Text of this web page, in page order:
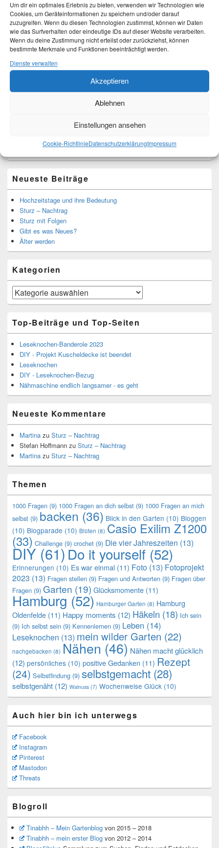
Um dir ein optimales Erlebnis zu bieten, verwenden wir Technologien wie
Cookies, um Geräteinformationen zu speichern und/oder darauf
zuzugreifen. Wenn du diesen Technologien zustimmst, können wir Daten
wie das Surfverhalten oder eindeutige IDs auf dieser Website verarbeiten.
Wenn du deine Zustimmung nicht erteilst oder zurückziehst, können
bestimmte Merkmale und Funktionen beeinträchtigt werden.
Dienste verwalten
Akzeptieren
Ablehnen
Einstellungen ansehen
Cookie-RichtlinieDatenschutzerklärungImpressum
Ich bin Martina und Autorin dieses Blogs.
Neueste Beiträge
Hochzeitstage und ihre Bedeutung
Sturz – Nachtrag
Sturz mit Folgen
Gibt es was Neues?
Älter werden
Kategorien
Kategorien
Top-Beiträge und Top-Seiten
Leseknochen-Banderole 2023
DIY - Projekt Kuscheldecke ist beendet
Leseknochen
DIY - Leseknochen-Bezug
Nähmaschine endlich langsamer - es geht
Neueste Kommentare
Martina zu Sturz – Nachtrag
Stefan Hoffmann zu Sturz – Nachtrag
Martina zu Sturz – Nachtrag
Themen
1000 Fragen (9) 1000 Fragen an dich selbst (9) 1000 Fragen an mich
selbst (9) backen (36) Blick in den Garten (10) Bloggen
(10) Blogparade (10) Blüten (8) Casio Exilim Z1200
(33) Challenge (9) crochet (9) Die vier Jahreszeiten (13)
DIY (61)Do it yourself (52)
Erinnerungen (10) Es war einmal (11) Foto (13) Fotoprojekt
2023 (13) Fragen stellen (9) Fragen und Antworten (9) Fragen über
Fragen (9) Garten (19) Glücksmomente (11)
Hamburg (52) Hamburger Garten (8) Hamburg
Oldenfelde (11) Happy moments (12) Häkeln (18) Ich sein
(9) Ich selbst sein (9) Kennenlernen (9) Leben (14)
Leseknochen (13) mein wilder Garten (22)
nachgebacken (8) Nähen (46) Nähen macht glücklich
(12) persönliches (10) positive Gedanken (11) Rezept
(24) Selbstfindung (9) selbstgemacht (28)
selbstgenäht (12) Walnuss (7) Wochenweise Glück (10)
Auch hier bin ich unterwegs
Facebook
Instagram
Pinterest
Mastodon
Threats
Blogroll
Tinabhh – Mein Gartenblogvon 2015 – 2018
Tinabhh – mein erster Blogvon 2012 – 2014